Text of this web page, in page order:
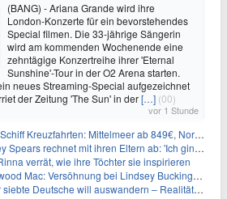
(BANG) - Ariana Grande wird ihre
London-Konzerte für ein bevorstehendes
Special filmen. Die 33-jährige Sängerin
wird am kommenden Wochenende eine
zehntägige Konzertreihe ihrer 'Eternal
Sunshine'-Tour in der O2 Arena starten.
neues Streaming-Special aufgezeichnet
der Zeitung 'The Sun' in der[…] (00)
vor 1 Stunde
Kreuzfahrten: Mittelmeer ab 849€, Norwegen ab 999€ p.P.
rechnet mit ihren Eltern ab: 'Ich ging zwei Monate lang auf die Knie und weinte'
verrät, wie ihre Töchter sie inspirieren
Mac: Versöhnung bei Lindsey Buckingham und Stevie Nicks
Deutsche will auswandern – Realität sieht oft anders aus